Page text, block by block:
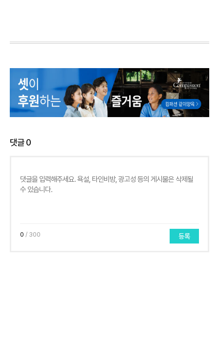
댓글0
0 / 300 등록